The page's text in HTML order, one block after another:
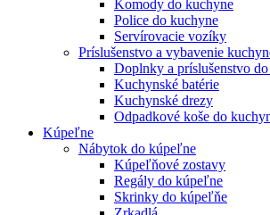
Komody do kuchyne
Police do kuchyne
Servírovacie vozíky
Príslušenstvo a vybavenie
Doplnky a príslušenstvo
Kuchynské batérie
Kuchynské drezy
Odpadkové koše do
Kúpeľne
Nábytok do kúpeľne
Kúpeľňové zostavy
Regály do kúpeľne
Skrinky do kúpeľňe